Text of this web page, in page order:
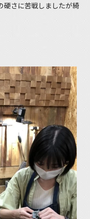
硬さに苦戦しましたが綺